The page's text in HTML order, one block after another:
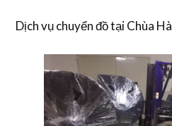
Dịch vụ chuyển đồ tại Chùa Hà